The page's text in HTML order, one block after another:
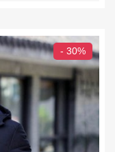
- 30%